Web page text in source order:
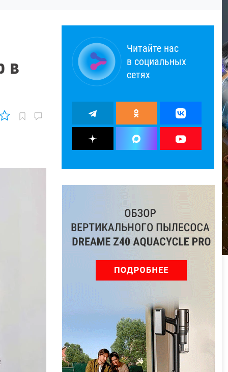
в
Читайте нас
в социальных
сетях